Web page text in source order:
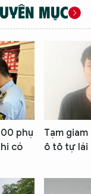
MỤC
phụ
có
Tạm
ô tô tự lái